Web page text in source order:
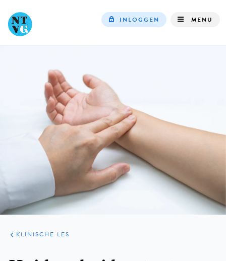
INLOGGEN MENU
ARTIKELEN
PRAKTIJK
KLINISCHE LES